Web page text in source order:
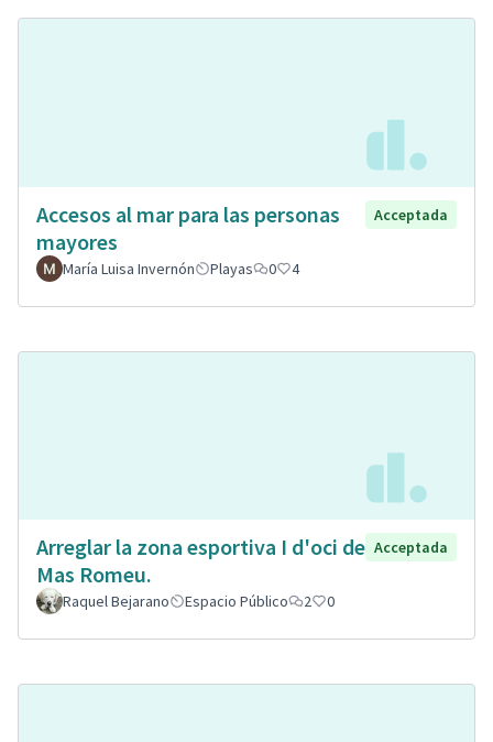
Accesos al mar para las personas
mayores
Acceptada
María Luisa Invernón Playas 0 4
Arreglar la zona esportiva I d'oci de
Mas Romeu.
Acceptada
Raquel Bejarano Espacio Público 2 0